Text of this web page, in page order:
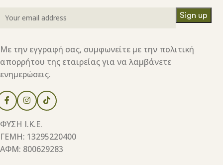
Με την εγγραφή σας, συμφωνείτε με την πολιτική
απορρήτου της εταιρείας για να λαμβάνετε
ενημερώσεις.
ΦΥΣΗ Ι.Κ.Ε.
ΓΕΜΗ: 13295220400
ΑΦΜ: 800629283